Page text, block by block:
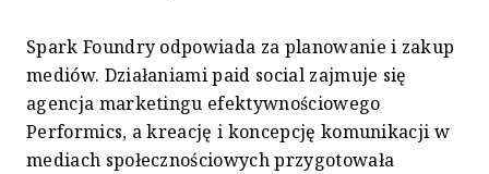
Spark Foundry odpowiada za planowanie i zakup
mediów. Działaniami paid social zajmuje się
agencja marketingu efektywnościowego
Performics, a kreację i koncepcję komunikacji w
mediach społecznościowych przygotowała